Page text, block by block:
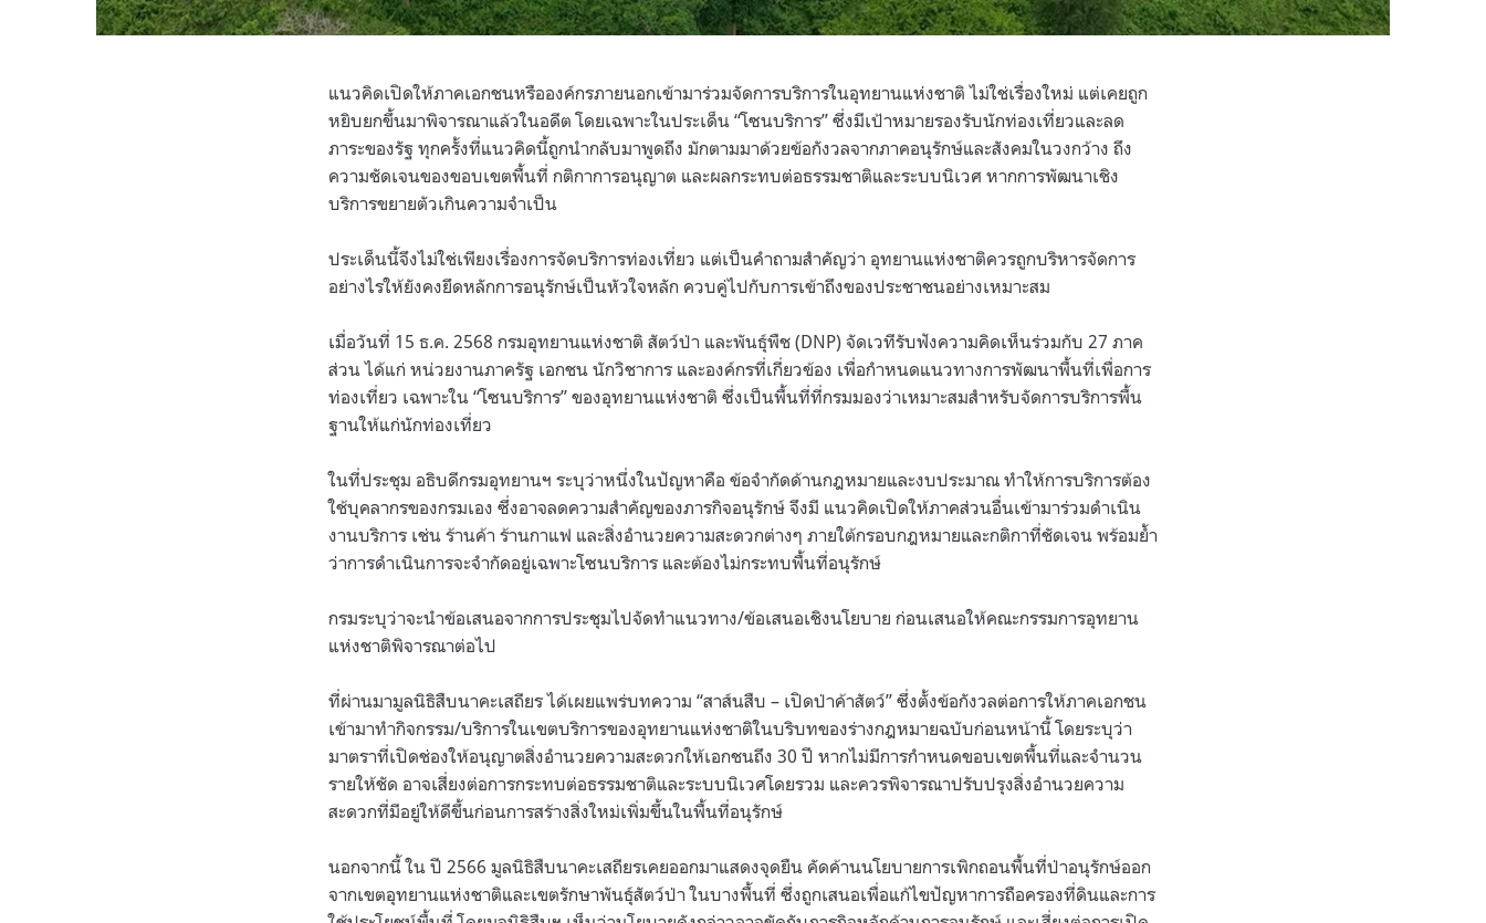
แนวคิดเปิดให้ภาคเอกชนหรือองค์กรภายนอกเข้ามาร่วมจัดการบริการในอุทยานแห่งชาติ ไม่ใช่เรื่องใหม่ แต่เคยถูก
หยิบยกขึ้นมาพิจารณาแล้วในอดีต โดยเฉพาะในประเด็น “โซนบริการ” ซึ่งมีเป้าหมายรองรับนักท่องเที่ยวและลด
ภาระของรัฐ ทุกครั้งที่แนวคิดนี้ถูกนำกลับมาพูดถึง มักตามมาด้วยข้อกังวลจากภาคอนุรักษ์และสังคมในวงกว้าง ถึง
ความชัดเจนของขอบเขตพื้นที่ กติกาการอนุญาต และผลกระทบต่อธรรมชาติและระบบนิเวศ หากการพัฒนาเชิง
บริการขยายตัวเกินความจำเป็น
ประเด็นนี้จึงไม่ใช่เพียงเรื่องการจัดบริการท่องเที่ยว แต่เป็นคำถามสำคัญว่า อุทยานแห่งชาติควรถูกบริหารจัดการ
อย่างไรให้ยังคงยึดหลักการอนุรักษ์เป็นหัวใจหลัก ควบคู่ไปกับการเข้าถึงของประชาชนอย่างเหมาะสม
เมื่อวันที่ 15 ธ.ค. 2568 กรมอุทยานแห่งชาติ สัตว์ป่า และพันธุ์พืช (DNP) จัดเวทีรับฟังความคิดเห็นร่วมกับ 27 ภาค
ส่วน ได้แก่ หน่วยงานภาครัฐ เอกชน นักวิชาการ และองค์กรที่เกี่ยวข้อง เพื่อกำหนดแนวทางการพัฒนาพื้นที่เพื่อการ
ท่องเที่ยว เฉพาะใน “โซนบริการ” ของอุทยานแห่งชาติ ซึ่งเป็นพื้นที่ที่กรมมองว่าเหมาะสมสำหรับจัดการบริการพื้น
ฐานให้แก่นักท่องเที่ยว
ในที่ประชุม อธิบดีกรมอุทยานฯ ระบุว่าหนึ่งในปัญหาคือ ข้อจำกัดด้านกฎหมายและงบประมาณ ทำให้การบริการต้อง
ใช้บุคลากรของกรมเอง ซึ่งอาจลดความสำคัญของภารกิจอนุรักษ์ จึงมี แนวคิดเปิดให้ภาคส่วนอื่นเข้ามาร่วมดำเนิน
งานบริการ เช่น ร้านค้า ร้านกาแฟ และสิ่งอำนวยความสะดวกต่างๆ ภายใต้กรอบกฎหมายและกติกาที่ชัดเจน พร้อมย้ำ
ว่าการดำเนินการจะจำกัดอยู่เฉพาะโซนบริการ และต้องไม่กระทบพื้นที่อนุรักษ์
กรมระบุว่าจะนำข้อเสนอจากการประชุมไปจัดทำแนวทาง/ข้อเสนอเชิงนโยบาย ก่อนเสนอให้คณะกรรมการอุทยาน
แห่งชาติพิจารณาต่อไป
ที่ผ่านมามูลนิธิสืบนาคะเสถียร ได้เผยแพร่บทความ “สาส์นสืบ – เปิดป่าค้าสัตว์” ซึ่งตั้งข้อกังวลต่อการให้ภาคเอกชน
เข้ามาทำกิจกรรม/บริการในเขตบริการของอุทยานแห่งชาติในบริบทของร่างกฎหมายฉบับก่อนหน้านี้ โดยระบุว่า
มาตราที่เปิดช่องให้อนุญาตสิ่งอำนวยความสะดวกให้เอกชนถึง 30 ปี หากไม่มีการกำหนดขอบเขตพื้นที่และจำนวน
รายให้ชัด อาจเสี่ยงต่อการกระทบต่อธรรมชาติและระบบนิเวศโดยรวม และควรพิจารณาปรับปรุงสิ่งอำนวยความ
สะดวกที่มีอยู่ให้ดีขึ้นก่อนการสร้างสิ่งใหม่เพิ่มขึ้นในพื้นที่อนุรักษ์
นอกจากนี้ ใน ปี 2566 มูลนิธิสืบนาคะเสถียรเคยออกมาแสดงจุดยืน คัดค้านนโยบายการเพิกถอนพื้นที่ป่าอนุรักษ์ออก
จากเขตอุทยานแห่งชาติและเขตรักษาพันธุ์สัตว์ป่า ในบางพื้นที่ ซึ่งถูกเสนอเพื่อแก้ไขปัญหาการถือครองที่ดินและการ